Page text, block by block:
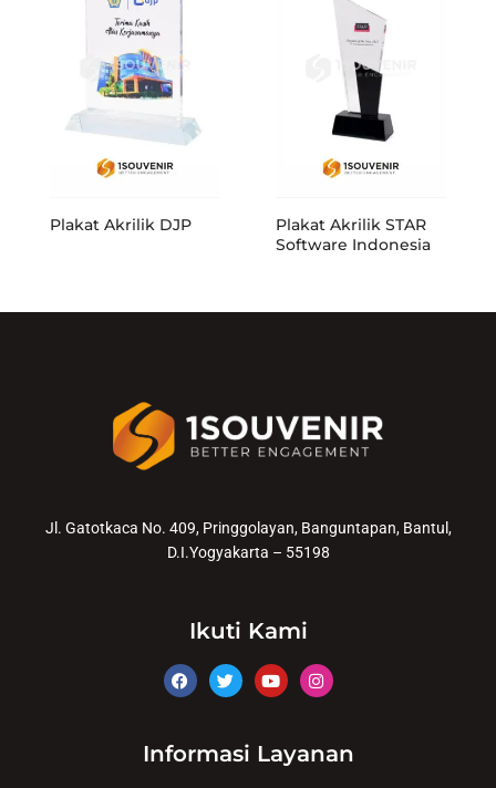
Plakat Akrilik DJP
Plakat Akrilik STAR
Software Indonesia
Jl. Gatotkaca No. 409, Pringgolayan, Banguntapan, Bantul,
D.I.Yogyakarta – 55198
Ikuti Kami
Informasi Layanan